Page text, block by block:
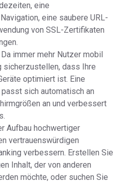
eine
eine saubere URL-
von SSL-Zertifikaten
immer mehr Nutzer mobil
dass Ihre
optimiert ist. Eine
sich automatisch an
an und verbessert
Aufbau hochwertiger
vertrauenswürdigen
verbessern. Erstellen Sie
Inhalt, der von anderen
möchte, oder suchen Sie